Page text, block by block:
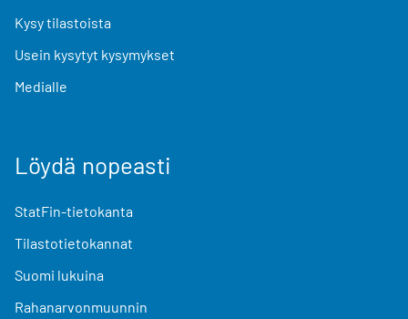
Kysy tilastoista
Usein kysytyt kysymykset
Medialle
Löydä nopeasti
StatFin-tietokanta
Tilastotietokannat
Suomi lukuina
Rahanarvonmuunnin